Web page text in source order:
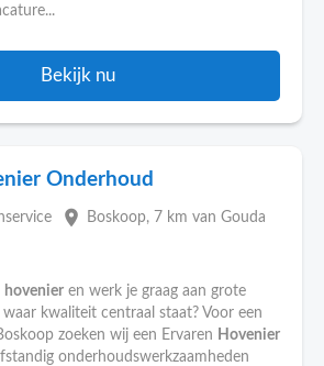
Bekijk nu
Onderhoud
place Boskoop, 7 km van Gouda
hovenier en werk je graag aan grote
kwaliteit centraal staat? Voor een
zoeken wij een Ervaren Hovenier
onderhoudswerkzaamheden